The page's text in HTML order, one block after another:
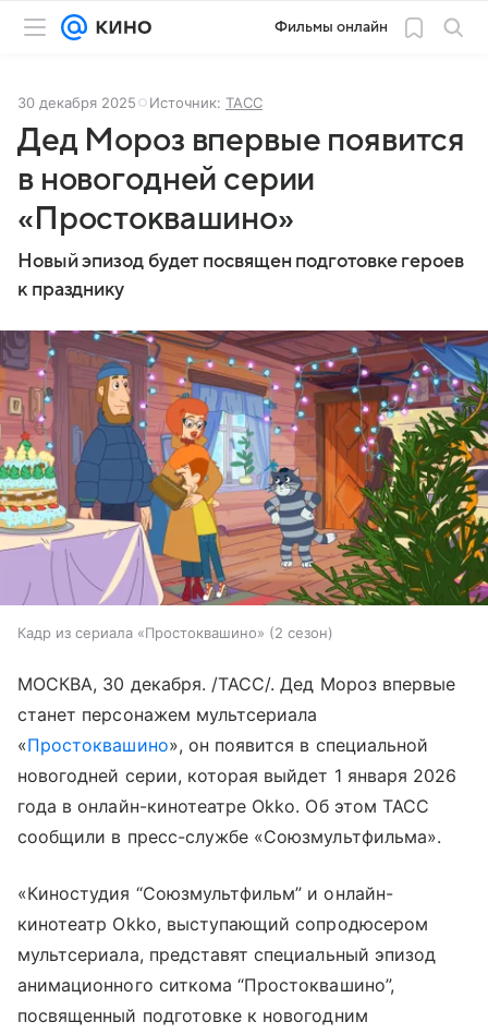
Фильмы онлайн
30 декабря 2025 Источник: ТАСС
Дед Мороз впервые появится
в новогодней серии
«Простоквашино»
Новый эпизод будет посвящен подготовке героев
к празднику
Кадр из сериала «Простоквашино» (2 сезон)
МОСКВА, 30 декабря. /ТАСС/. Дед Мороз впервые
станет персонажем мультсериала
«Простоквашино», он появится в специальной
новогодней серии, которая выйдет 1 января 2026
года в онлайн-кинотеатре Okko. Об этом ТАСС
сообщили в пресс-службе «Союзмультфильма».
«Киностудия “Союзмультфильм” и онлайн-
кинотеатр Okko, выступающий сопродюсером
мультсериала, представят специальный эпизод
анимационного ситкома “Простоквашино”,
посвященный подготовке к новогодним